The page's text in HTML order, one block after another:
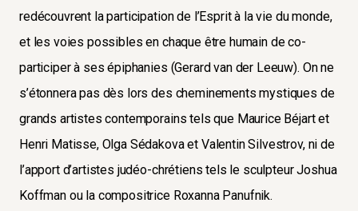
redécouvrent la participation de l’Esprit à la vie du monde,
et les voies possibles en chaque être humain de co-
participer à ses épiphanies (Gerard van der Leeuw). On ne
s’étonnera pas dès lors des cheminements mystiques de
grands artistes contemporains tels que Maurice Béjart et
Henri Matisse, Olga Sédakova et Valentin Silvestrov, ni de
l’apport d’artistes judéo-chrétiens tels le sculpteur Joshua
Koffman ou la compositrice Roxanna Panufnik.